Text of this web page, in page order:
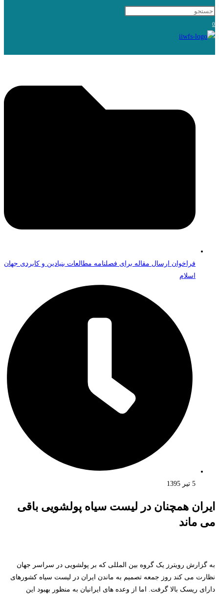
0
فراخوان ارسال مقاله برای فصلنامه مطالعات بنیادین و کابردی جهان
اسلام
5 تیر 1395
ایران همچنان در لیست سیاه پولشویی باقی
می ماند
به گزارش رویترز یک گروه بین المللی که بر پولشویی در سراسر جهان
نظارت می کند روز جمعه تصمیم به ماندن ایران در لیست سیاه کشورهای
دارای ریسک بالا گرفت. اما از وعده های ایرانیان به منظور بهبود این